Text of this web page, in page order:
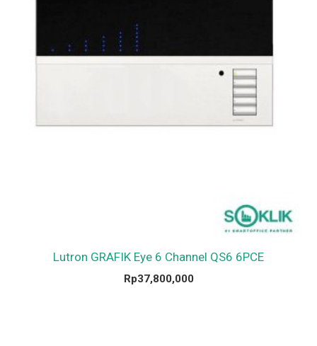
Lutron GRAFIK Eye 6 Channel QS6 6PCE
Rp37,800,000